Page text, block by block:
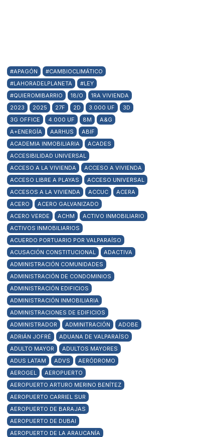
#APAGÓN
#CAMBIOCLIMÁTICO
#LAHORADELPLANETA
#LEY
#QUIEROMIBARRIO
18/O
1RA VIVIENDA
2023
2025 27F 2D 3.000 UF
3D
3G OFFICE
4.000 UF 8M
A&G
A+ENERGÍA
AARHUS
ABIF
ACADEMIA INMOBILIARIA
ACADES
ACCESIBILIDAD UNIVERSAL
ACCESO A LA VIVIENDA
ACCESO A VIVIENDA
ACCESO LIBRE A PLAYAS
ACCESO UNIVERSAL
ACCESOS A LA VIVIENDA
ACCUC
ACERA
ACERO
ACERO GALVANIZADO
ACERO VERDE
ACHM
ACTIVO INMOBILIARIO
ACTIVOS INMOBILIARIOS
ACUERDO PORTUARIO POR VALPARAÍSO
ACUSACIÓN CONSTITUCIONAL
ADACTIVA
ADMINISTRACIÓN COMUNIDADES
ADMINISTRACIÓN DE CONDOMINIOS
ADMINISTRACIÓN EDIFICIOS
ADMINISTRACIÓN INMOBILIARIA
ADMINISTRACIONES DE EDIFICIOS
ADMINISTRADOR
ADMINITRACIÓN
ADOBE
ADRIÁN JOFRÉ
ADUANA DE VALPARAÍSO
ADULTO MAYOR
ADULTOS MAYORES
ADUS LATAM
ADVS
AERÓDROMO
AEROGEL
AEROPUERTO
AEROPUERTO ARTURO MERINO BENÍTEZ
AEROPUERTO CARRIEL SUR
AEROPUERTO DE BARAJAS
AEROPUERTO DE DUBAI
AEROPUERTO DE LA ARAUCANÍA